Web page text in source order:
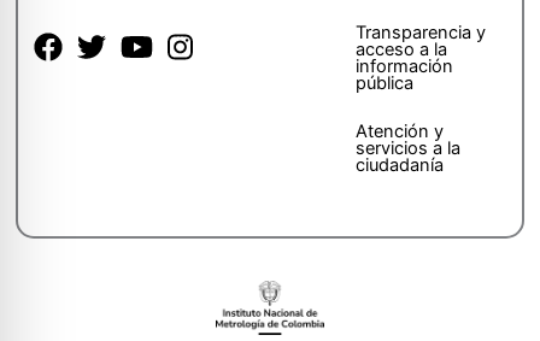
Transparencia y
acceso a la
información
pública
Atención y
servicios a la
ciudadanía